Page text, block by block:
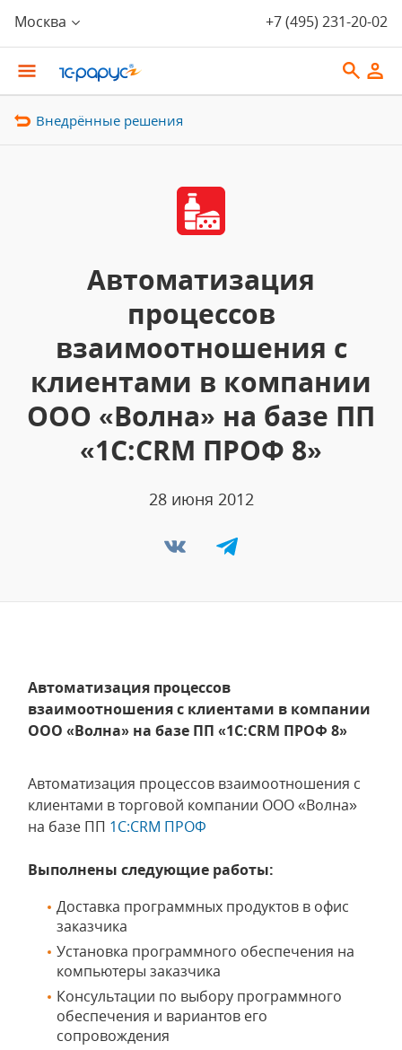
Москва +7 (495) 231-20-02
Внедрённые решения
Автоматизация
процессов
взаимоотношения с
клиентами в компании
ООО «Волна» на базе ПП
«1С:CRM ПРОФ 8»
28 июня 2012
Автоматизация процессов
взаимоотношения с клиентами в компании
ООО «Волна» на базе ПП «1С:CRM ПРОФ 8»
Автоматизация процессов взаимоотношения с
клиентами в торговой компании ООО «Волна»
на базе ПП 1С:CRM ПРОФ
Выполнены следующие работы:
Доставка программных продуктов в офис
заказчика
Установка программного обеспечения на
компьютеры заказчика
Консультации по выбору программного
обеспечения и вариантов его
сопровождения